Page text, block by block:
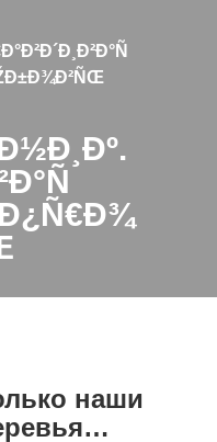
Ð¿Ñ€Ð¾
наши